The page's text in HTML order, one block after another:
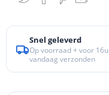
Snel geleverd
Op voorraad + voor
vandaag verzonden